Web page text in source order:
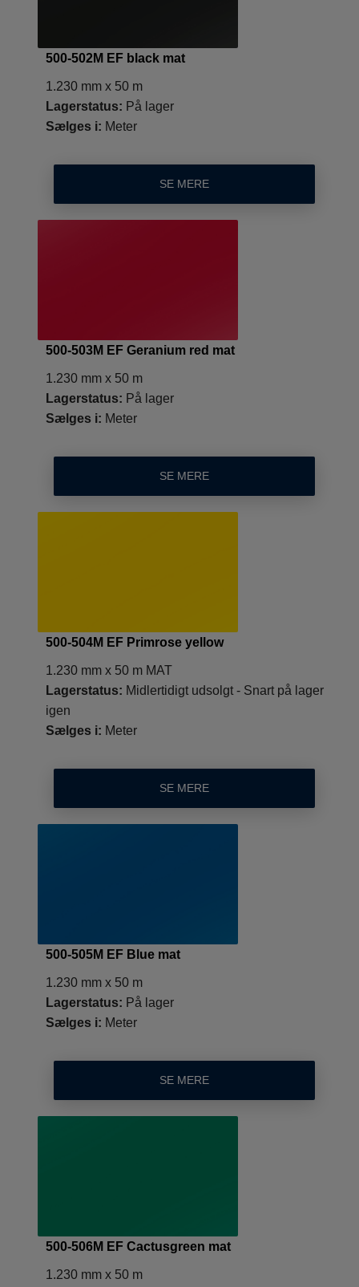
500-502M EF black mat
1.230 mm x 50 m
Lagerstatus: På lager
Sælges i: Meter
SE MERE
500-503M EF Geranium red mat
1.230 mm x 50 m
Lagerstatus: På lager
Sælges i: Meter
SE MERE
500-504M EF Primrose yellow
1.230 mm x 50 m MAT
Lagerstatus: Midlertidigt udsolgt - Snart på lager
igen
Sælges i: Meter
SE MERE
500-505M EF Blue mat
1.230 mm x 50 m
Lagerstatus: På lager
Sælges i: Meter
SE MERE
500-506M EF Cactusgreen mat
1.230 mm x 50 m